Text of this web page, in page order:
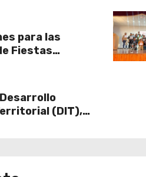
para las
Fiestas
(DIT),
de Cajas